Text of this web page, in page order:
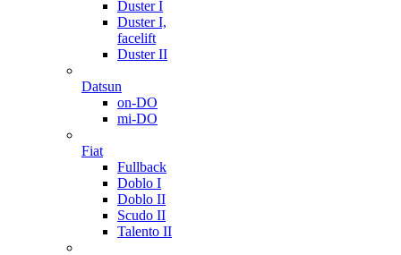
Duster I
Duster I,
facelift
Duster II
Datsun
on-DO
mi-DO
Fiat
Fullback
Doblo I
Doblo II
Scudo II
Talento II